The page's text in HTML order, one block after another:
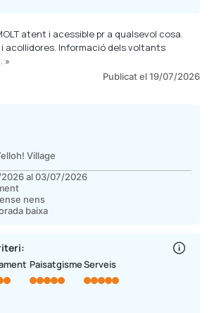
atent i acessible pr a qualsevol cosa.
acollidores. Informació dels voltants
»
Publicat el 19/07/2026
Village
al 03/07/2026
nens
baixa
Paisatgisme Serveis